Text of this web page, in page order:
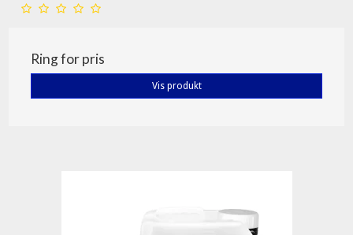
Ring for pris
Vis produkt